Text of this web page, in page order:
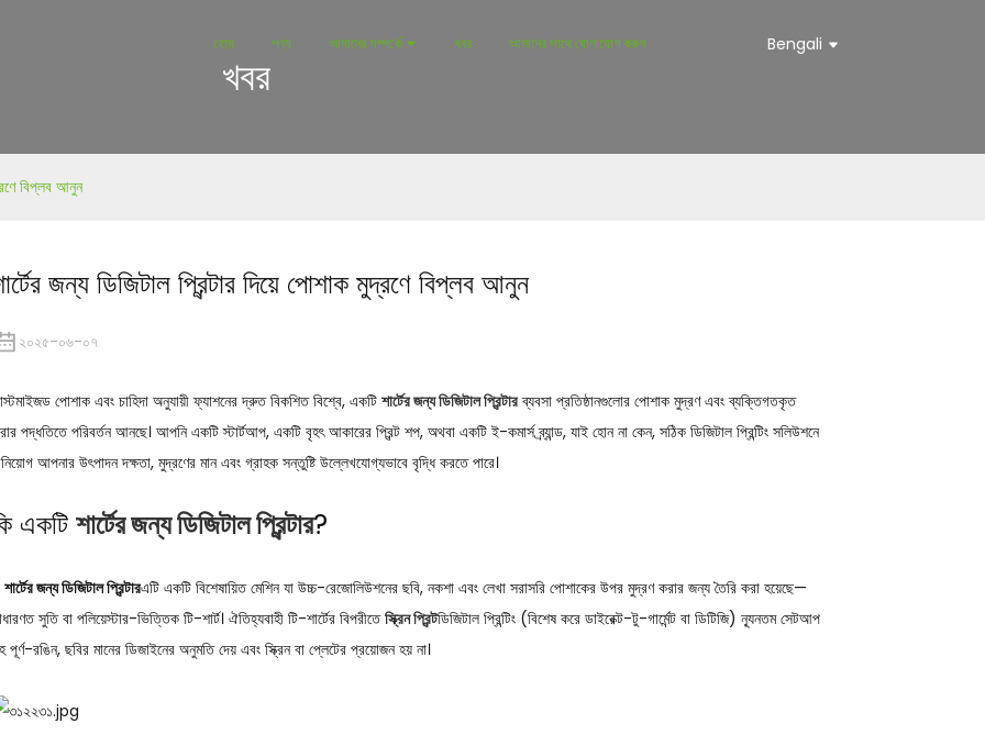
হোম পণ্য আমাদের সম্পর্কে খবর আমাদের সাথে যোগাযোগ করুন Bengali
খবর
বিপ্লব আনুন
জন্য ডিজিটাল প্রিন্টার দিয়ে পোশাক মুদ্রণে বিপ্লব আনুন
২০২৫-০৬-০৭
পোশাক এবং চাহিদা অনুযায়ী ফ্যাশনের দ্রুত বিকশিত বিশ্বে, একটি শার্টের জন্য ডিজিটাল প্রিন্টারব্যবসা প্রতিষ্ঠানগুলোর পোশাক মুদ্রণ এবং ব্যক্তিগতকৃত
পদ্ধতিতে পরিবর্তন আনছে। আপনি একটি স্টার্টআপ, একটি বৃহৎ আকারের প্রিন্ট শপ, অথবা একটি ই-কমার্স ব্র্যান্ড, যাই হোন না কেন, সঠিক ডিজিটাল প্রিন্টিং সলিউশনে
আপনার উৎপাদন দক্ষতা, মুদ্রণের মান এবং গ্রাহক সন্তুষ্টি উল্লেখযোগ্যভাবে বৃদ্ধি করতে পারে।
একটি শার্টের জন্য ডিজিটাল প্রিন্টার?
শার্টের জন্য ডিজিটাল প্রিন্টারএটি একটি বিশেষায়িত মেশিন যা উচ্চ-রেজোলিউশনের ছবি, নকশা এবং লেখা সরাসরি পোশাকের উপর মুদ্রণ করার জন্য তৈরি করা হয়েছে—
সুতি বা পলিয়েস্টার-ভিত্তিক টি-শার্ট। ঐতিহ্যবাহী টি-শার্টের বিপরীতেস্ক্রিন প্রিন্টডিজিটাল প্রিন্টিং (বিশেষ করে ডাইরেক্ট-টু-গার্মেন্ট বা ডিটিজি) ন্যূনতম সেটআপ
পূর্ণ-রঙিন, ছবির মানের ডিজাইনের অনুমতি দেয় এবং স্ক্রিন বা প্লেটের প্রয়োজন হয় না।